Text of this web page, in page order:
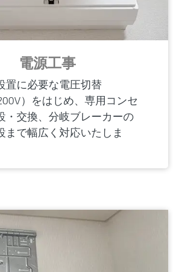
電源工事
置に必要な電圧切替
）をはじめ、専用コンセ
・交換、分岐ブレーカーの
まで幅広く対応いたしま